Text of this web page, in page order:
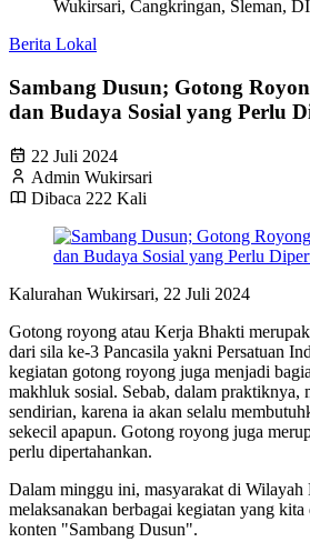
Wukirsari, Cangkringan, Sleman,
Berita Lokal
Sambang Dusun; Gotong
dan Budaya Sosial yang Perlu
22 Juli 2024
Admin Wukirsari
Dibaca 222 Kali
Kalurahan Wukirsari, 22 Juli 2024
Gotong royong atau Kerja Bhakti
dari sila ke-3 Pancasila yakni Persatuan
kegiatan gotong royong juga menjadi
makhluk sosial. Sebab, dalam praktiknya,
sendirian, karena ia akan selalu
sekecil apapun. Gotong royong juga
perlu dipertahankan.
Dalam minggu ini, masyarakat di Wilayah
melaksanakan berbagai kegiatan yang
konten "Sambang Dusun".